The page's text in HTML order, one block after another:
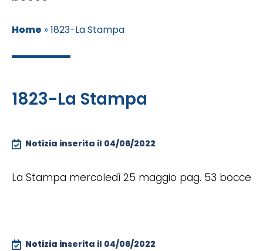
Home » 1823-La Stampa
1823-La Stampa
Notizia inserita il 04/06/2022
La Stampa mercoledì 25 maggio pag. 53 bocce
Notizia inserita il 04/06/2022